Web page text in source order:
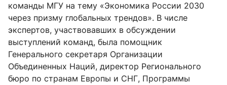
команды МГУ на тему «Экономика России 2030
через призму глобальных трендов». В числе
экспертов, участвовавших в обсуждении
выступлений команд, была помощник
Генерального секретаря Организации
Объединенных Наций, директор Регионального
бюро по странам Европы и СНГ, Программы